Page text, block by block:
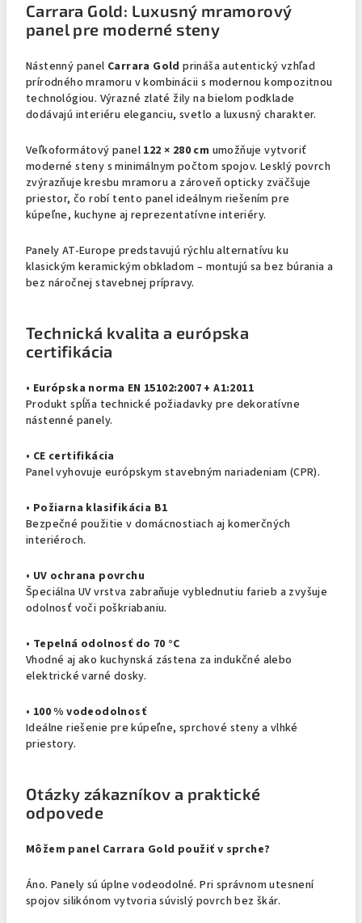
Carrara Gold: Luxusný mramorový
panel pre moderné steny
Nástenný panel Carrara Goldprináša autentický vzhľad
prírodného mramoru v kombinácii s modernou kompozitnou
technológiou. Výrazné zlaté žily na bielom podklade
dodávajú interiéru eleganciu, svetlo a luxusný charakter.
Veľkoformátový panel 122 × 280 cm umožňuje vytvoriť
moderné steny s minimálnym počtom spojov. Lesklý povrch
zvýrazňuje kresbu mramoru a zároveň opticky zväčšuje
priestor, čo robí tento panel ideálnym riešením pre
kúpeľne, kuchyne aj reprezentatívne interiéry.
Panely AT-Europe predstavujú rýchlu alternatívu ku
klasickým keramickým obkladom – montujú sa bez búrania a
bez náročnej stavebnej prípravy.
Technická kvalita a európska
certifikácia
• Európska norma EN 15102:2007 + A1:2011
Produkt spĺňa technické požiadavky pre dekoratívne
nástenné panely.
• CE certifikácia
Panel vyhovuje európskym stavebným nariadeniam (CPR).
• Požiarna klasifikácia B1
Bezpečné použitie v domácnostiach aj komerčných
interiéroch.
• UV ochrana povrchu
Špeciálna UV vrstva zabraňuje vyblednutiu farieb a zvyšuje
odolnosť voči poškriabaniu.
• Tepelná odolnosť do 70 °C
Vhodné aj ako kuchynská zástena za indukčné alebo
elektrické varné dosky.
• 100 % vodeodolnosť
Ideálne riešenie pre kúpeľne, sprchové steny a vlhké
priestory.
Otázky zákazníkov a praktické
odpovede
Môžem panel Carrara Gold použiť v sprche?
Áno. Panely sú úplne vodeodolné. Pri správnom utesnení
spojov silikónom vytvoria súvislý povrch bez škár.